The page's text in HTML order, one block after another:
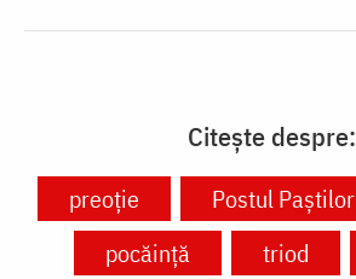
Citește despre:
preoție Postul Paștilor
pocăință
triod